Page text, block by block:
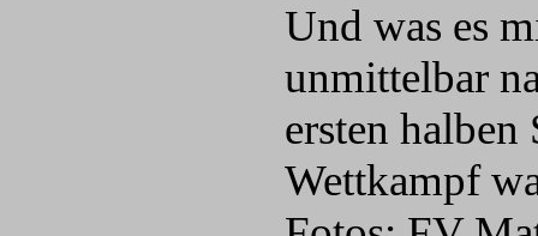
Und was es
unmittelbar
ersten
Wettkampf